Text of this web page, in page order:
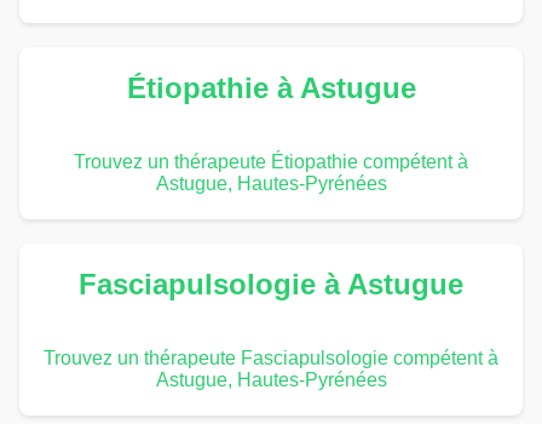
Étiopathie à Astugue
Trouvez un thérapeute Étiopathie compétent à
Astugue, Hautes-Pyrénées
Fasciapulsologie à Astugue
Trouvez un thérapeute Fasciapulsologie compétent à
Astugue, Hautes-Pyrénées